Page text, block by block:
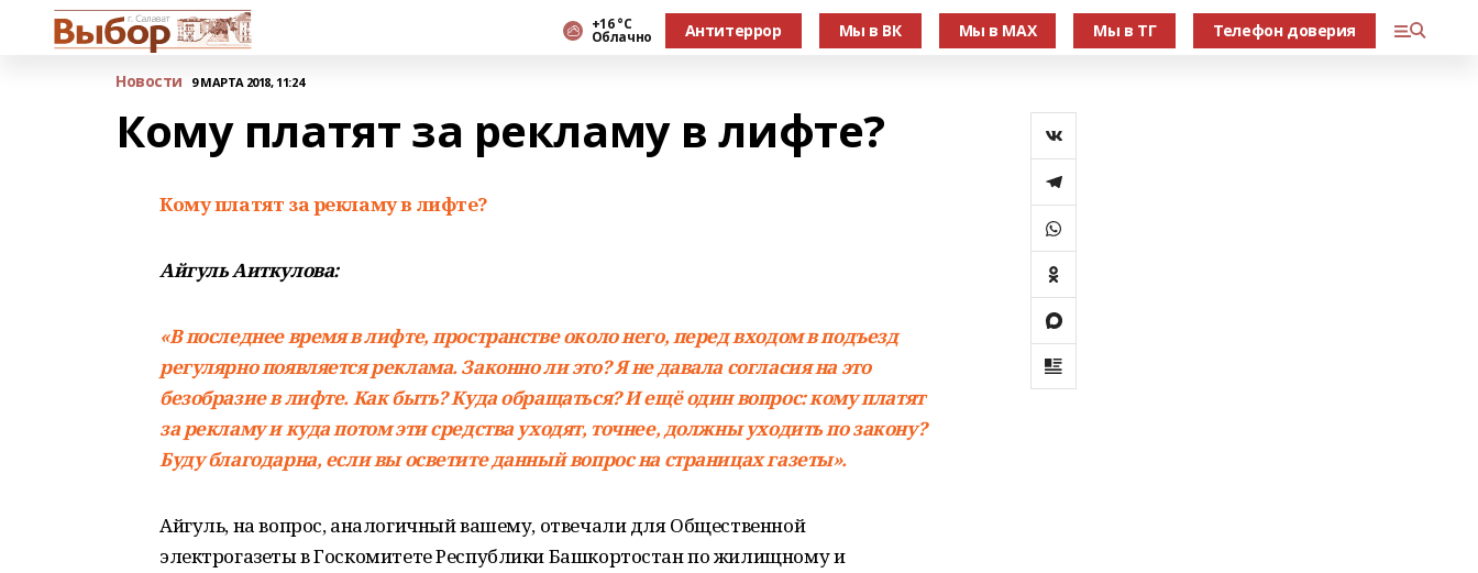
+16 °С
Облачно Антитеррор Мы в ВК Мы в МАХ Мы в ТГ Телефон доверия
Новости 9 МАРТА 2018, 11:24
Кому платят за рекламу в лифте?
Кому платят за рекламу в лифте?
Айгуль Аиткулова:
«В последнее время в лифте, пространстве около него, перед входом в подъезд
регулярно появляется реклама. Законно ли это? Я не давала согласия на это
безобразие в лифте. Как быть? Куда обращаться? И ещё один вопрос: кому платят
за рекламу и куда потом эти средства уходят, точнее, должны уходить по закону?
Буду благодарна, если вы осветите данный вопрос на страницах газеты».
Айгуль, на вопрос, аналогичный вашему, отвечали для Общественной
электрогазеты в Госкомитете Республики Башкортостан по жилищному и